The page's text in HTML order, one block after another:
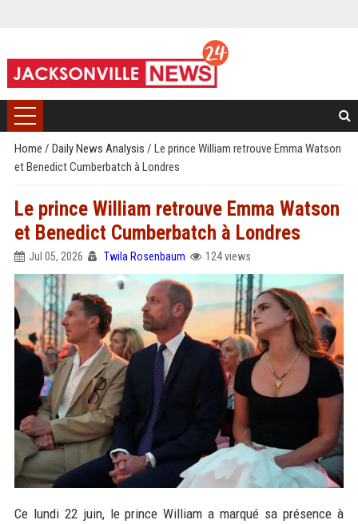
Home / Daily News Analysis / Le prince William retrouve Emma Watson
et Benedict Cumberbatch à Londres
Le prince William retrouve Emma Watson
et Benedict Cumberbatch à Londres
Jul 05, 2026 Twila Rosenbaum 124 views
Ce lundi 22 juin, le prince William a marqué sa présence à